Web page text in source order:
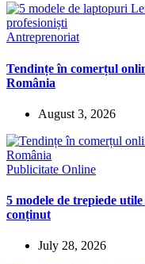
Antreprenoriat
Tendințe în comerțul
România
August 3, 2026
Publicitate Online
5 modele de trepiede
conținut
July 28, 2026